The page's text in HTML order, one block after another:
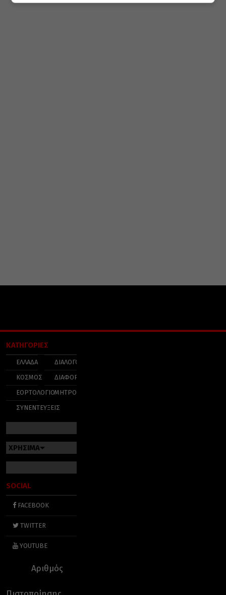
ΚΑΤΗΓΟΡΙΕΣ
ΕΛΛΑΔΑ
ΚΟΣΜΟΣ
ΕΟΡΤΟΛΟΓΙΟ
ΣΥΝΕΝΤΕΥΞΕΙΣ
ΔΙΑΛΟΓΟΣ
ΔΙΑΦΟΡΑ
ΜΗΤΡΟΠΟΛΕΙΣ
ΧΡΗΣΙΜΑ
SOCIAL
FACEBOOK
TWITTER
YOUTUBE
Αριθμός